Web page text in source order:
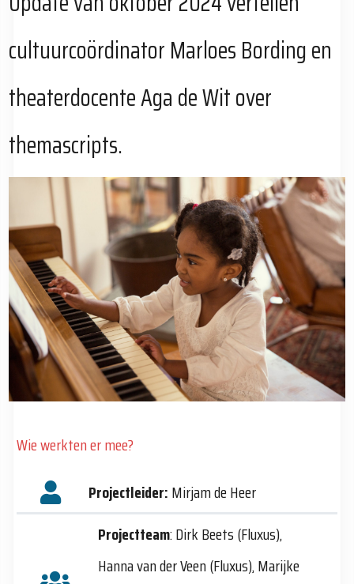
cultuurcoördinator Marloes Bording en
theaterdocente Aga de Wit over
themascripts.
Wie werkten er mee?
Projectleider:Mirjam de Heer
Projectteam: Dirk Beets (Fluxus),
Hanna van der Veen (Fluxus), Marijke